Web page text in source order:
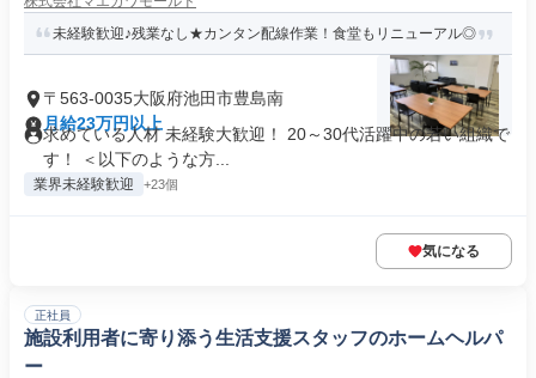
未経験歓迎♪残業なし★カンタン配線作業！食堂もリニューアル◎
〒563-0035大阪府池田市豊島南
月給23万円以上
求めている人材 未経験大歓迎！ 20～30代活躍中の若い組織で
す！ ＜以下のような方...
業界未経験歓迎 +23個
気になる
正社員
施設利用者に寄り添う生活支援スタッフのホームヘルパ
ー